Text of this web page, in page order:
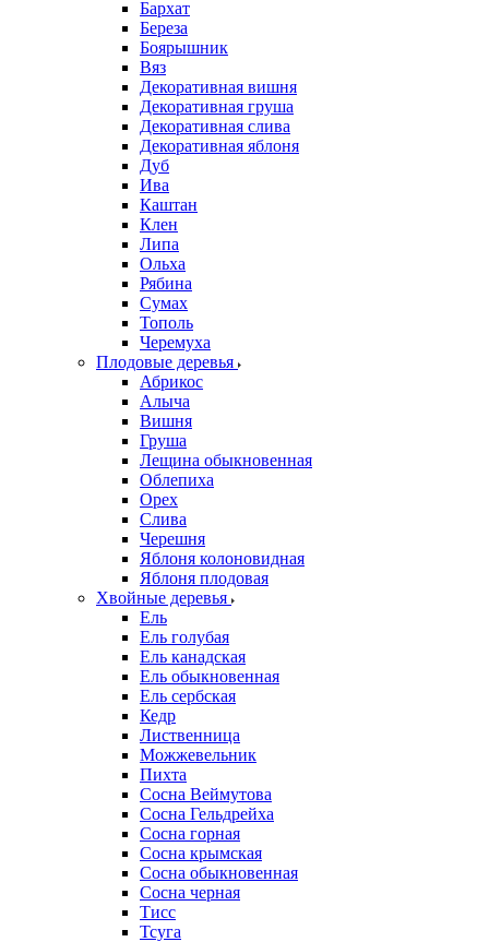
Бархат
Береза
Боярышник
Вяз
Декоративная вишня
Декоративная груша
Декоративная слива
Декоративная яблоня
Дуб
Ива
Каштан
Клен
Липа
Ольха
Рябина
Сумах
Тополь
Черемуха
Плодовые деревья
Абрикос
Алыча
Вишня
Груша
Лещина обыкновенная
Облепиха
Орех
Слива
Черешня
Яблоня колоновидная
Яблоня плодовая
Хвойные деревья
Ель
Ель голубая
Ель канадская
Ель обыкновенная
Ель сербская
Кедр
Лиственница
Можжевельник
Пихта
Сосна Веймутова
Сосна Гельдрейха
Сосна горная
Сосна крымская
Сосна обыкновенная
Сосна черная
Тисс
Тсуга